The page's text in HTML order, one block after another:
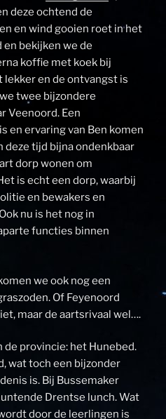
deze ochtend de
en wind gooien roet in het
en bekijken we de
koffie met koek bij
lekker en de ontvangst is
twee bijzondere
Veenoord. Een
en ervaring van Ben komen
deze tijd bijna ondenkbaar
dorp wonen om
is echt een dorp, waarbij
en bewakers en
nu is het nog in
functies binnen
we ook nog een
Of Feyenoord
maar de aartsrivaal wel….
provincie: het Hunebed.
wat toch een bijzonder
is. Bij Bussemaker
Drentse lunch. Wat
door de leerlingen is